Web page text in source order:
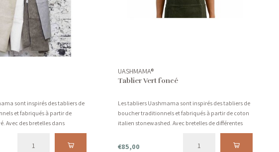
sont inspirés des tabliers de
et fabriqués à partir de
Avec des bretelles dans
UASHMAMA®
Tablier Vert foncé
Les tabliers Uashmama sont inspirés des tabliers de
boucher traditionnels et fabriqués à partir de coton
italien stonewashed. Avec bretelles de différentes
€85,00